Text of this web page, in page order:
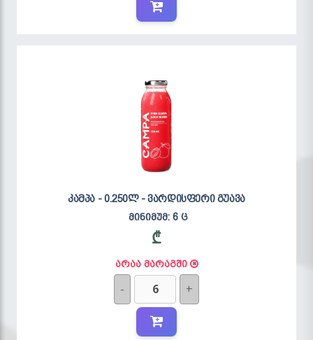
კამპა - 0.250ლ - ვარდისფერი გუავა
მინიმუმ: 6 ც
₾
არაა მარაგში
- +